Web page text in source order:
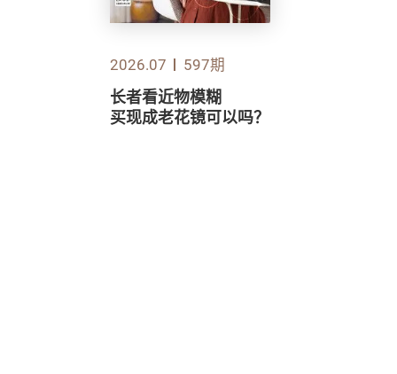
2026.07 597期
长者看近物模糊
买现成老花镜可以吗？